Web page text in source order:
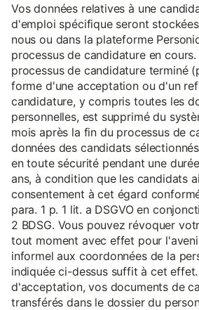
Vos données relatives à une
d'emploi spécifique seront
nous ou dans la plateforme
processus de candidature en
processus de candidature terminé
forme d'une acceptation ou d'un
candidature, y compris toutes les
personnelles, est supprimé du
mois après la fin du processus de
données des candidats
en toute sécurité pendant une
ans, à condition que les candidats
consentement à cet égard
para. 1 p. 1 lit. a DSGVO en
2 BDSG. Vous pouvez révoquer
tout moment avec effet pour
informel aux coordonnées de la
indiquée ci-dessus suffit à cet
d'acceptation, vos documents de
transférés dans le dossier du